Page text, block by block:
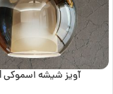
آویز شیشه اسموکی Arll